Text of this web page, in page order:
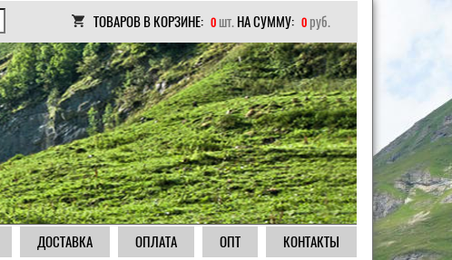
ТОВАРОВ В КОРЗИНЕ: 0 шт. НА СУММУ: 0 руб.
ДОСТАВКА ОПЛАТА ОПТ КОНТАКТЫ